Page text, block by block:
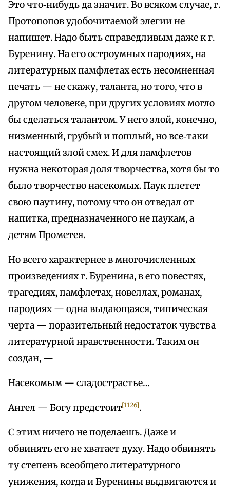
Это что‑нибудь да значит. Во всяком случае, г.
Протопопов удобочитаемой элегии не
напишет. Надо быть справедливым даже к г.
Буренину. На его остроумных пародиях, на
литературных памфлетах есть несомненная
печать — не скажу, таланта, но того, что в
другом человеке, при других условиях могло
бы сделаться талантом. У него злой, конечно,
низменный, грубый и пошлый, но все‑таки
настоящий злой смех. И для памфлетов
нужна некоторая доля творчества, хотя бы то
было творчество насекомых. Паук плетет
свою паутину, потому что он отведал от
напитка, предназначенного не паукам, а
детям Прометея.
Но всего характернее в многочисленных
произведениях г. Буренина, в его повестях,
трагедиях, памфлетах, новеллах, романах,
пародиях — одна выдающаяся, типическая
черта — поразительный недостаток чувства
литературной нравственности. Таким он
создан, —
Насекомым — сладострастье…
Ангел — Богу предстоит[1126].
С этим ничего не поделаешь. Даже и
обвинять его не хватает духу. Надо обвинять
ту степень всеобщего литературного
унижения, когда и Буренины выдвигаются и